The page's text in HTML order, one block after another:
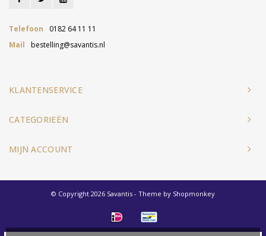
Telefoon
0182 64 11 11
Mail
bestelling@savantis.nl
KLANTENSERVICE
CATEGORIEËN
MIJN ACCOUNT
© Copyright 2026 Savantis - Theme by Shopmonkey